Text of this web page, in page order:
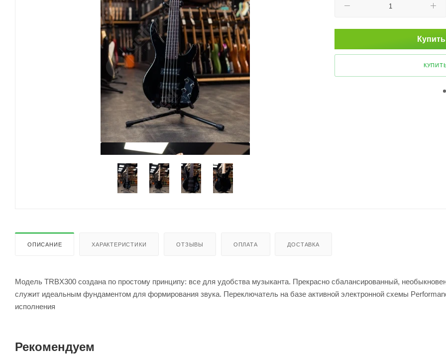
ОПИСАНИЕ ХАРАКТЕРИСТИКИ ОТЗЫВЫ ОПЛАТА ДОСТАВКА
Модель TRBX300 создана по простому принципу: все для удобства музыканта. Прекрасно сбалансированный,
служит идеальным фундаментом для формирования звука. Переключатель на базе активной электронной схемы
исполнения
Рекомендуем